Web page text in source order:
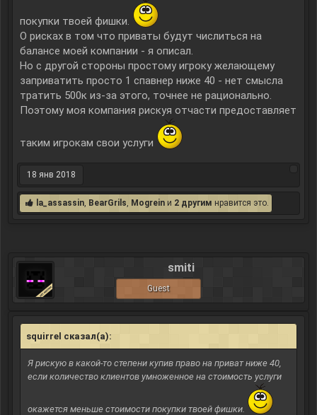
покупки твоей фишки.
О рисках в том что приваты будут числиться на
балансе моей компании - я описал.
Но с другой стороны простому игроку желающему
заприватить просто 1 спавнер ниже 40 - нет смысла
тратить 500к из-за этого, точнее не рационально.
Поэтому моя компания рискуя отчасти предоставляет
таким игрокам свои услуги
18 янв 2018
la_assassin, BearGrils, Mogrein и 2 другим нравится это.
smiti
Guest
squirrel сказал(а):
Я рискую в какой-то степени купив право на приват ниже 40,
если количество клиентов умноженное на стоимость услуги
окажется меньше стоимости покупки твоей фишки.